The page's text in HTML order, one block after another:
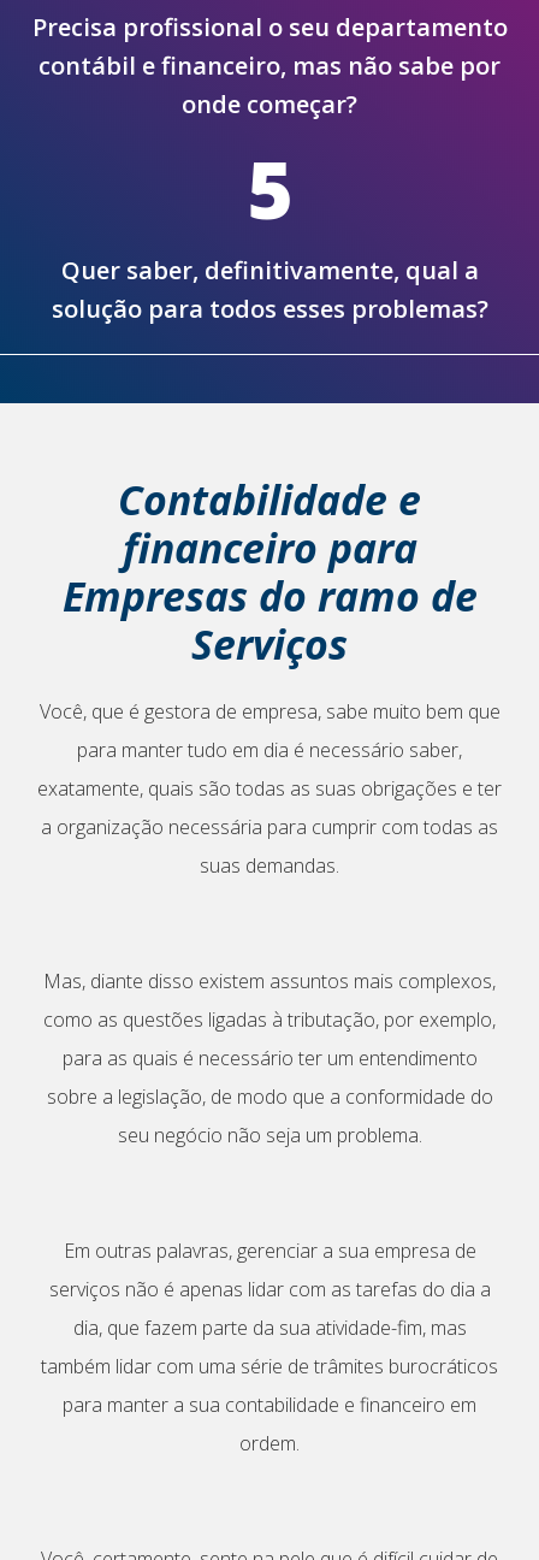
Precisa profissional o seu departamento
contábil e financeiro, mas não sabe por
onde começar?
5
Quer saber, definitivamente, qual a
solução para todos esses problemas?
Contabilidade e
financeiro para
Empresas do ramo de
Serviços
Você, que é gestora de empresa, sabe muito bem que
para manter tudo em dia é necessário saber,
exatamente, quais são todas as suas obrigações e ter
a organização necessária para cumprir com todas as
suas demandas.
Mas, diante disso existem assuntos mais complexos,
como as questões ligadas à tributação, por exemplo,
para as quais é necessário ter um entendimento
sobre a legislação, de modo que a conformidade do
seu negócio não seja um problema.
Em outras palavras, gerenciar a sua empresa de
serviços não é apenas lidar com as tarefas do dia a
dia, que fazem parte da sua atividade-fim, mas
também lidar com uma série de trâmites burocráticos
para manter a sua contabilidade e financeiro em
ordem.